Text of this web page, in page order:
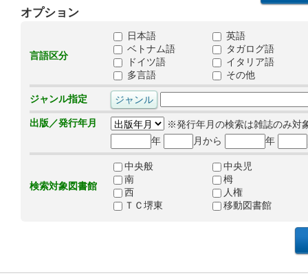
オプション
言語区分
日本語
英語
ベトナム語
タガログ語
ドイツ語
イタリア語
多言語
その他
ジャンル指定
出版／発行年月
※発行年月の検索は雑誌のみ対
年
月から 年
検索対象図書館
中央般
中央児
南
栂
西
人権
ＴＣ堺東
移動図書館